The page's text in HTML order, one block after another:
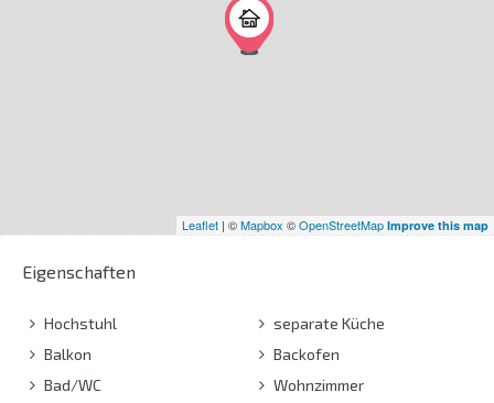
Leaflet | ©Mapbox ©OpenStreetMap Improve this map
Eigenschaften
Hochstuhl
Balkon
Bad/WC
separate Küche
Backofen
Wohnzimmer